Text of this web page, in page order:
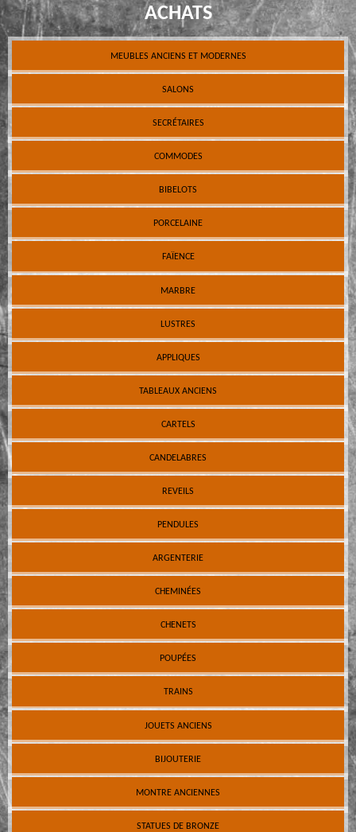
ACHATS
MEUBLES ANCIENS ET MODERNES
SALONS
SECRÉTAIRES
COMMODES
BIBELOTS
PORCELAINE
FAÏENCE
MARBRE
LUSTRES
APPLIQUES
TABLEAUX ANCIENS
CARTELS
CANDELABRES
REVEILS
PENDULES
ARGENTERIE
CHEMINÉES
CHENETS
POUPÉES
TRAINS
JOUETS ANCIENS
BIJOUTERIE
MONTRE ANCIENNES
STATUES DE BRONZE